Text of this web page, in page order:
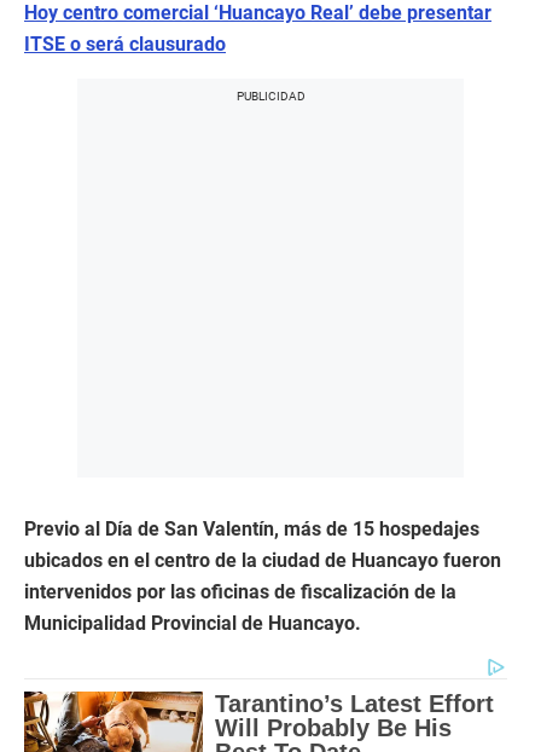
Hoy centro comercial ‘Huancayo Real’ debe presentar
ITSE o será clausurado
Previo al Día de San Valentín, más de 15 hospedajes
ubicados en el centro de la ciudad de Huancayo fueron
intervenidos por las oficinas de fiscalización de la
Municipalidad Provincial de Huancayo.